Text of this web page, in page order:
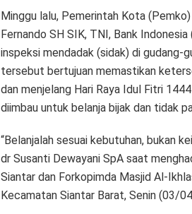
Minggu lalu, Pemerintah Kota
Fernando SH SIK, TNI, Bank
inspeksi mendadak (sidak) di gudang-
tersebut bertujuan memastikan
dan menjelang Hari Raya Idul Fitri
diimbau untuk belanja bijak dan tidak
“Belanjalah sesuai kebutuhan, bukan
dr Susanti Dewayani SpA saat
Siantar dan Forkopimda Masjid Al-
Kecamatan Siantar Barat, Senin (03/